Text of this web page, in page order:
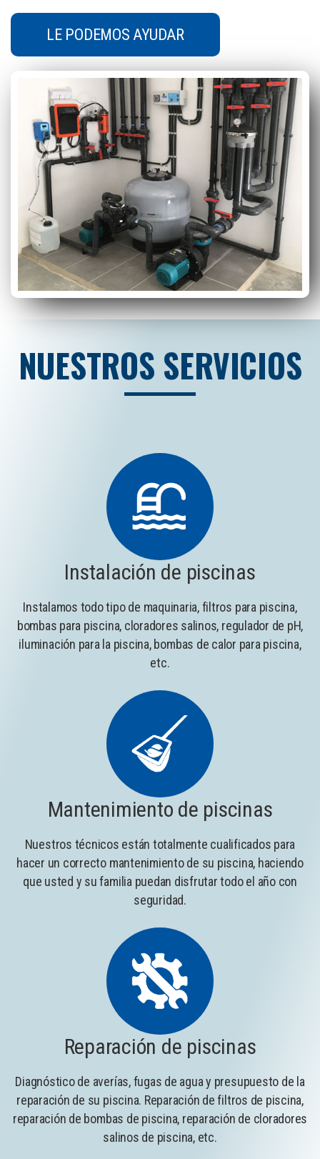
LE PODEMOS AYUDAR
NUESTROS SERVICIOS
Instalación de piscinas
Instalamos todo tipo de maquinaria, filtros para piscina,
bombas para piscina, cloradores salinos, regulador de pH,
iluminación para la piscina, bombas de calor para piscina,
etc.
Mantenimiento de piscinas
Nuestros técnicos están totalmente cualificados para
hacer un correcto mantenimiento de su piscina, haciendo
que usted y su familia puedan disfrutar todo el año con
seguridad.
Reparación de piscinas
Diagnóstico de averías, fugas de agua y presupuesto de la
reparación de su piscina. Reparación de filtros de piscina,
reparación de bombas de piscina, reparación de cloradores
salinos de piscina, etc.